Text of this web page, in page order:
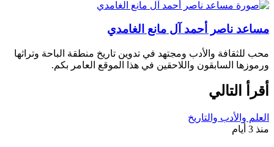
مساعد ناصر أحمد آل مانع الغامدي
محب للثقافة والأدب ومجتهد في تدوين تاريخ منطقة الباحة وتراثها
ورموزها السابقون واللاحقين في هذا الموقع العامر بكم.
أقرأ التالي
العلم والأدب والتاريخ
منذ 3 أيام